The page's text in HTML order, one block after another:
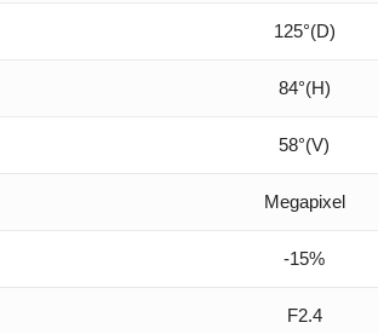
125°(D)
84°(H)
58°(V)
Megapixel
-15%
F2.4